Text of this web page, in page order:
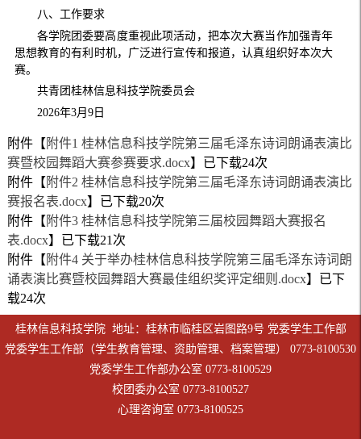
八、工作要求
各学院团委要高度重视此项活动，把本次大赛当作加强青年
思想教育的有利时机，广泛进行宣传和报道，认真组织好本次大
赛。
共青团桂林信息科技学院委员会
2026年3月9日
附件【 附件1 桂林信息科技学院第三届毛泽东诗词朗诵表演比
赛暨校园舞蹈大赛参赛要求.docx】已下载24次
附件【 附件2 桂林信息科技学院第三届毛泽东诗词朗诵表演比
赛报名表.docx】已下载20次
附件【 附件3 桂林信息科技学院第三届校园舞蹈大赛报名
表.docx】已下载21 次
附件【 附件4 关于举办桂林信息科技学院第三届毛泽东诗词朗
诵表演比赛暨校园舞蹈大赛最佳组织奖评定细则.docx】已下
载24次
桂林信息科技学院 地址：桂林市临桂区岩图路9号 党委学生工作部
党委学生工作部（学生教育管理、资助管理、档案管理） 0773-8100530
党委学生工作部办公室 0773-8100529
校团委办公室 0773-8100527
心理咨询室 0773-8100525